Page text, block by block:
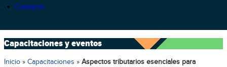
Contacto
Capacitaciones y eventos
Inicio » Capacitaciones » Aspectos tributarios esenciales para